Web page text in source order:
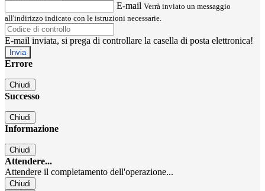
E-mail Verrà inviato un messaggio
all'indirizzo indicato con le istruzioni necessarie.
E-mail inviata, si prega di controllare la casella di posta elettronica!
Errore
Chiudi
Successo
Chiudi
Informazione
Chiudi
Attendere...
Attendere il completamento dell'operazione...
Chiudi